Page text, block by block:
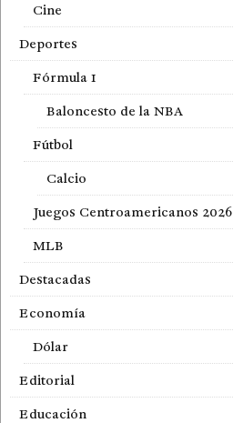
Cine
Deportes
Fórmula 1
Baloncesto de la NBA
Fútbol
Calcio
Juegos Centroamericanos 2026
MLB
Destacadas
Economía
Dólar
Editorial
Educación